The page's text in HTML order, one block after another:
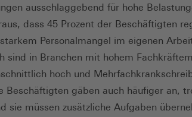
ausschlaggebend für hohe
dass 45 Prozent der Beschäftigten
Personalmangel im eigenen
sind in Branchen mit hohem
hoch und
Beschäftigten gäben auch häufiger an,
sie müssen zusätzliche Aufgaben